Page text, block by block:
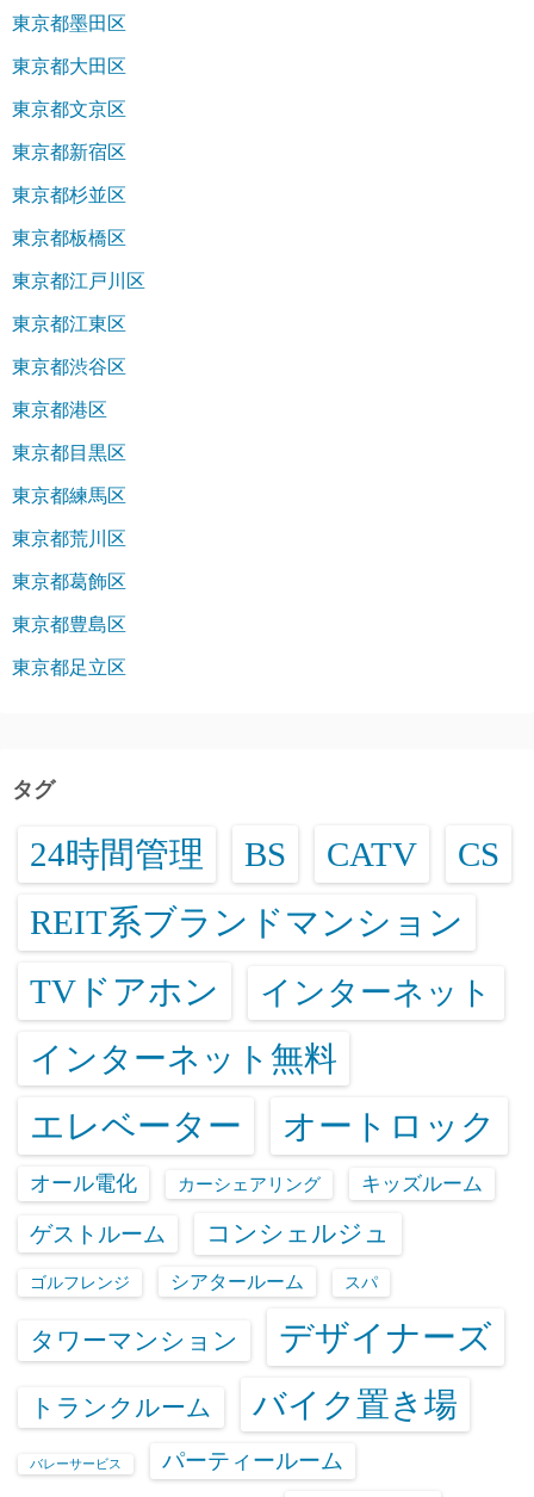
東京都墨田区
東京都大田区
東京都文京区
東京都新宿区
東京都杉並区
東京都板橋区
東京都江戸川区
東京都江東区
東京都渋谷区
東京都港区
東京都目黒区
東京都練馬区
東京都荒川区
東京都葛飾区
東京都豊島区
東京都足立区
タグ
24時間管理 BS CATV CS
REIT系ブランドマンション
TVドアホン インターネット
インターネット無料
エレベーター オートロック
オール電化 カーシェアリング キッズルーム
ゲストルーム コンシェルジュ
ゴルフレンジ シアタールーム スパ
タワーマンション デザイナーズ
トランクルーム バイク置き場
バレーサービス パーティールーム